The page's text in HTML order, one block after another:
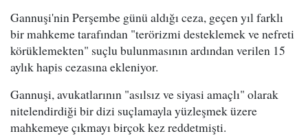
Gannuşi'nin Perşembe günü aldığı ceza, geçen yıl farklı
bir mahkeme tarafından "terörizmi desteklemek ve nefreti
körüklemekten" suçlu bulunmasının ardından verilen 15
aylık hapis cezasına ekleniyor.
Gannuşi, avukatlarının "asılsız ve siyasi amaçlı" olarak
nitelendirdiği bir dizi suçlamayla yüzleşmek üzere
mahkemeye çıkmayı birçok kez reddetmişti.